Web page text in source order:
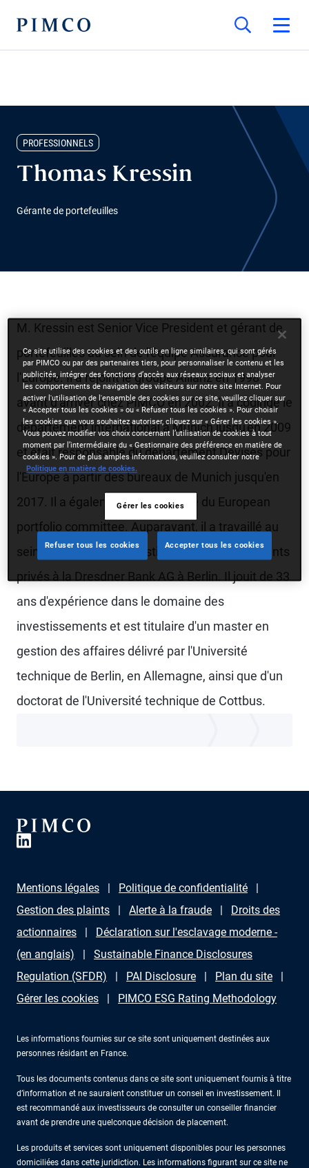
PROFESSIONNELS
Thomas Kressin
Gérante de portefeuilles
M. Kressin est Senior Vice President et gérant de
portefeuilles au sein de l'équipe Assurance pour
l'Europe. Il a rejoint le groupe Allianz en 1998
avant d'arriver chez PIMCO en 2002. Il a codirigé le
département international à Munich jusqu'en 2009
et était responsable du département Devises pour
l'Europe à partir des bureaux de Munich jusqu'en
2017. Il a également été membre du European
portfolio committee. Auparavant, il a travaillé au
sein de la division de gestion des actifs des clients
privés à la Dresdner Bank AG à Berlin. Il jouit de 33
ans d'expérience dans le domaine des
investissements et est titulaire d'un master en
gestion des affaires délivré par l'Université
technique de Berlin, en Allemagne, ainsi que d'un
doctorat de l'Université technique de Cottbus.
Mentions légales
Politique de confidentialité
Gestion des plaints
Alerte à la fraude
Droits des
actionnaires
Déclaration sur l'esclavage moderne -
(en anglais)
Sustainable Finance Disclosures
Regulation (SFDR)
PAI Disclosure
Plan du site
Gérer les cookies
PIMCO ESG Rating Methodology
Les informations fournies sur ce site sont uniquement destinées aux
personnes résidant en France.
Tous les documents contenus dans ce site sont uniquement fournis à titre
d’information et ne sauraient constituer un conseil en investissement. Il
est recommandé aux investisseurs de consulter un conseiller financier
avant de prendre une quelconque décision de placement.
Les produits et services sont uniquement disponibles pour les personnes
domiciliées dans cette juridiction. Les informations figurant sur ce site ne
Ce site utilise des cookies et des outils en ligne similaires, qui sont gérés
par PIMCO ou par des partenaires tiers, pour personnaliser le contenu et les
publicités, intégrer des fonctions d’accès aux réseaux sociaux et analyser
les comportements de navigation des visiteurs sur notre site Internet. Pour
activer l'utilisation de l'ensemble des cookies sur ce site, veuillez cliquer sur
« Accepter tous les cookies » ou « Refuser tous les cookies ». Pour choisir
les cookies que vous souhaitez autoriser, cliquez sur « Gérer les cookies ».
Vous pouvez modifier vos choix concernant l’utilisation de cookies à tout
moment par l’intermédiaire du « Gestionnaire des préférence en matière de
cookies ». Pour de plus amples informations, veuillez consulter notre
Politique en matière de cookies.
Gérer les cookies
Refuser tous les cookies Accepter tous les cookies